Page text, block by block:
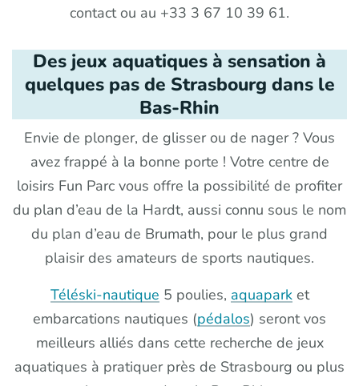
contact ou au +33 3 67 10 39 61.
Des jeux aquatiques à sensation à
quelques pas de Strasbourg dans le
Bas-Rhin
Envie de plonger, de glisser ou de nager ? Vous
avez frappé à la bonne porte ! Votre centre de
loisirs Fun Parc vous offre la possibilité de profiter
du plan d’eau de la Hardt, aussi connu sous le nom
du plan d’eau de Brumath, pour le plus grand
plaisir des amateurs de sports nautiques.
Téléski-nautique 5 poulies, aquaparket
embarcations nautiques (pédalos) seront vos
meilleurs alliés dans cette recherche de jeux
aquatiques à pratiquer près de Strasbourg ou plus